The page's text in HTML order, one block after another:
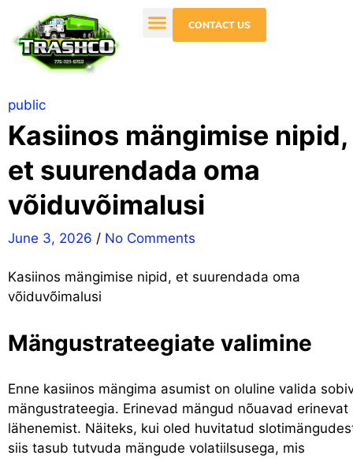
CONTACT US
public
Kasiinos mängimise nipid,
et suurendada oma
võiduvõimalusi
June 3, 2026 / No Comments
Kasiinos mängimise nipid, et suurendada oma
võiduvõimalusi
Mängustrateegiate valimine
Enne kasiinos mängima asumist on oluline valida
mängustrateegia. Erinevad mängud nõuavad erinevat
lähenemist. Näiteks, kui oled huvitatud
siis tasub tutvuda mängude volatiilsusega, mis